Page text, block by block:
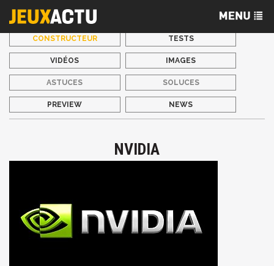
CONSTRUCTEUR TESTS
VIDÉOS IMAGES
ASTUCES SOLUCES
PREVIEW NEWS
NVIDIA